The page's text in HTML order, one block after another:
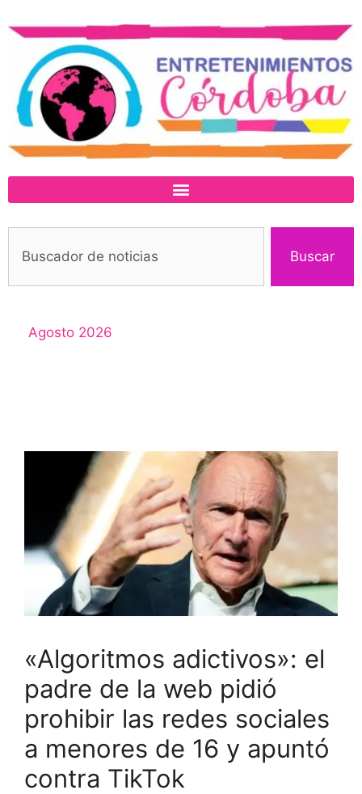
Buscar
Agosto 2026
«Algoritmos adictivos»: el
padre de la web pidió
prohibir las redes sociales
a menores de 16 y apuntó
contra TikTok